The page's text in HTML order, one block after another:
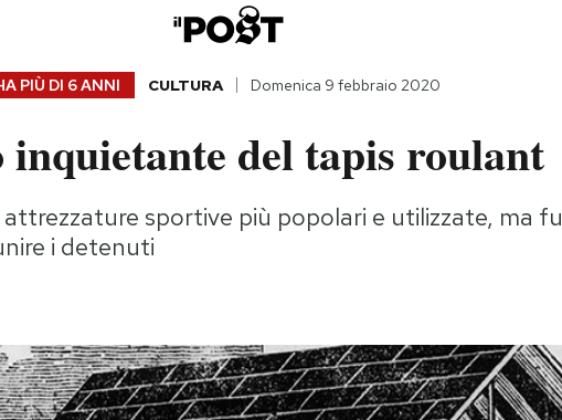
PIÙ DI 6 ANNI CULTURA Domenica 9 febbraio 2020
inquietante del tapis roulant
sportive più popolari e utilizzate, ma fu
i detenuti